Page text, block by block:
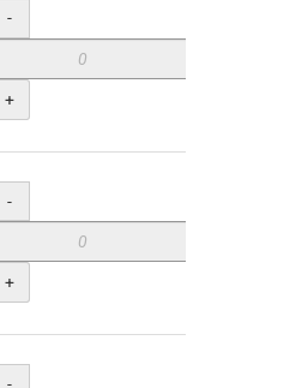
Menge
-
+
Menge
-
+
Menge
-